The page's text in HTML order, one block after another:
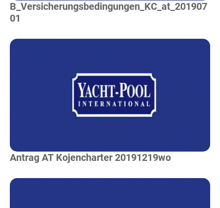
B_Versicherungsbedingungen_KC_at_201907
01
Mehr Lesen
Antrag AT Kojencharter 20191219wo